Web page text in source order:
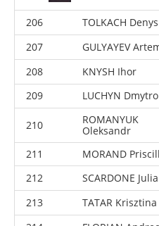
TOLKACH Denys
GULYAYEV Artem
KNYSH Ihor
LUCHYN Dmytro
ROMANYUK
Oleksandr